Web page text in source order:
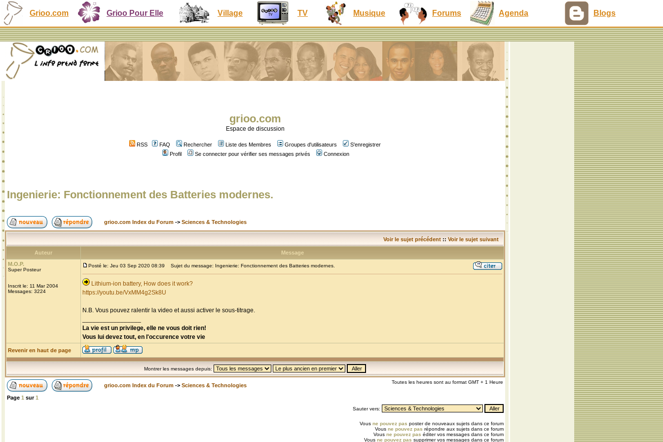
Grioo.com Grioo Pour Elle Village TV Musique Forums Agenda Blogs
grioo.com
Espace de discussion
RSS FAQ Rechercher Liste des Membres Groupes d'utilisateurs
S'enregistrer
Profil
Se connecter pour vérifier ses messages privés Connexion
Ingenierie: Fonctionnement des Batteries modernes.
grioo.com Index du Forum -> Sciences & Technologies
Voir le sujet précédent :: Voir le sujet suivant
Auteur
Message
M.O.P.
Super Posteur
Inscrit le: 11 Mar 2004
Messages: 3224
Posté le: Jeu 03 Sep 2020 08:39 Sujet du message: Ingenierie: Fonctionnement des Batteries modernes.
Lithium-ion battery, How does it work?
https://youtu.be/VxMM4g2Sk8U
N.B. Vous pouvez ralentir la video et aussi activer le sous-titrage.
La vie est un privilege, elle ne vous doit rien!
Vous lui devez tout, en l'occurence votre vie
Revenir en haut de page
Montrer les messages depuis:
grioo.com Index du Forum -> Sciences & Technologies
Toutes les heures sont au format GMT + 1 Heure
Page 1 sur1
Sauter vers:
Vous ne pouvez pas poster de nouveaux sujets dans ce forum
Vous ne pouvez pas répondre aux sujets dans ce forum
Vous ne pouvez pas éditer vos messages dans ce forum
Vous ne pouvez pas supprimer vos messages dans ce forum